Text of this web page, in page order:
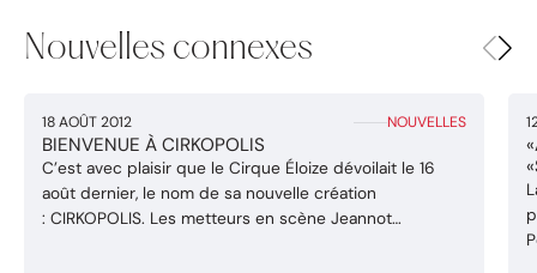
Nouvelles connexes
18 AOÛT 2012 NOUVELLES
BIENVENUE À CIRKOPOLIS
C’est avec plaisir que le Cirque Éloize dévoilait le 16
août dernier, le nom de sa nouvelle création
: CIRKOPOLIS. Les metteurs en scène Jeannot